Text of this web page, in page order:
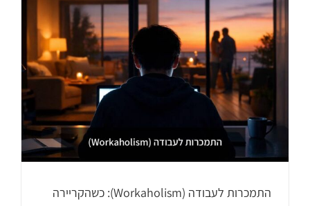
התמכרות לעבודה (Workaholism): כשהקריירה